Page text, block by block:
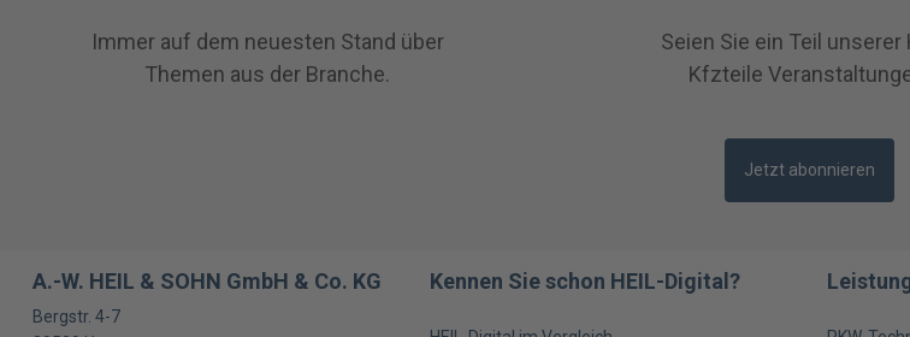
Immer auf dem neuesten Stand über
Themen aus der Branche.
Seien Sie ein Teil unserer
Kfzteile
Jetzt abonnieren
A.-W. HEIL & SOHN GmbH & Co. KG
Bergstr. 4-7
Kennen Sie schon HEIL-Digital?